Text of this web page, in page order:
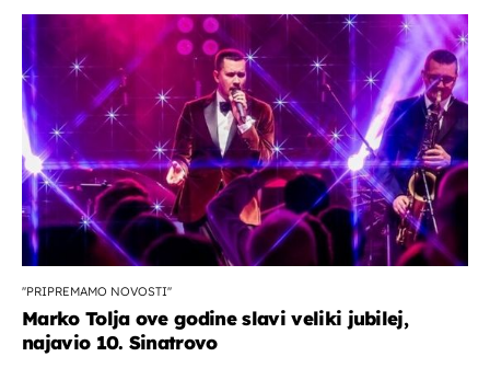
''PRIPREMAMO NOVOSTI''
Marko Tolja ove godine slavi veliki jubilej,
najavio 10. Sinatrovo